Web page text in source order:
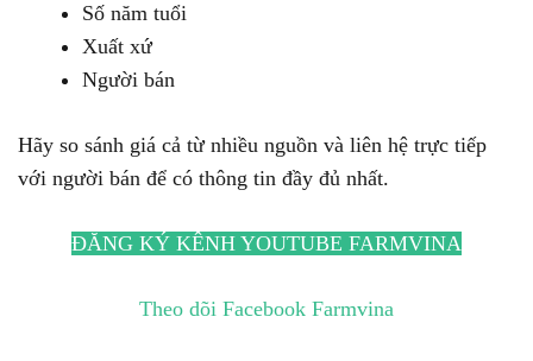
Số năm tuổi
Xuất xứ
Người bán
Hãy so sánh giá cả từ nhiều nguồn và liên hệ trực tiếp
với người bán để có thông tin đầy đủ nhất.
ĐĂNG KÝ KÊNH YOUTUBE FARMVINA
Theo dõi Facebook Farmvina